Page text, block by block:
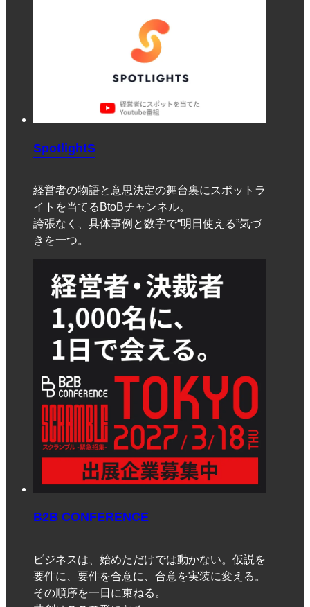
SpotlightS
経営者の物語と意思決定の舞台裏にスポットラ
イトを当てるBtoBチャンネル。
誇張なく、具体事例と数字で“明日使える”気づ
きを一つ。
B2B CONFERENCE
ビジネスは、始めただけでは動かない。仮説を
要件に、要件を合意に、合意を実装に変える。
その順序を一日に束ねる。